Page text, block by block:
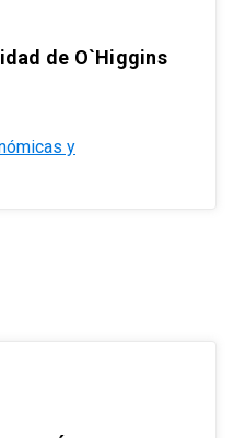
de O`Higgins
y